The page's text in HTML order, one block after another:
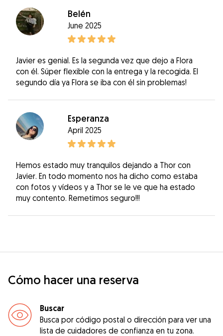
Belén
June 2025
Javier es genial. Es la segunda vez que dejo a Flora
con él. Súper flexible con la entrega y la recogida. El
segundo día ya Flora se iba con él sin problemas!
Esperanza
April 2025
Hemos estado muy tranquilos dejando a Thor con
Javier. En todo momento nos ha dicho como estaba
con fotos y vídeos y a Thor se le ve que ha estado
muy contento. Remetimos seguro!!!
Cómo hacer una reserva
Buscar
Busca por código postal o dirección para ver una
lista de cuidadores de confianza en tu zona.